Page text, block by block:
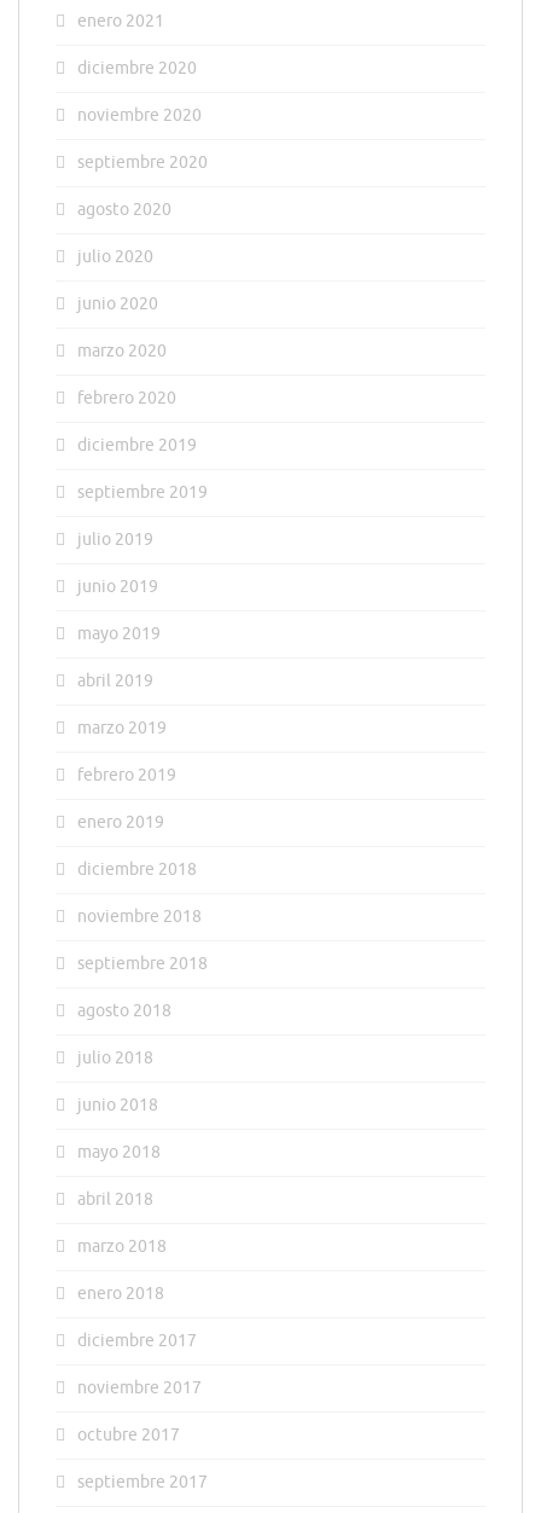
enero 2021
diciembre 2020
noviembre 2020
septiembre 2020
agosto 2020
julio 2020
junio 2020
marzo 2020
febrero 2020
diciembre 2019
septiembre 2019
julio 2019
junio 2019
mayo 2019
abril 2019
marzo 2019
febrero 2019
enero 2019
diciembre 2018
noviembre 2018
septiembre 2018
agosto 2018
julio 2018
junio 2018
mayo 2018
abril 2018
marzo 2018
enero 2018
diciembre 2017
noviembre 2017
octubre 2017
septiembre 2017